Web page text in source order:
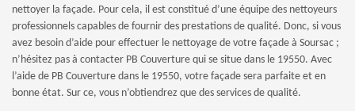
nettoyer la façade. Pour cela, il est constitué d’une équipe des nettoyeurs
professionnels capables de fournir des prestations de qualité. Donc, si vous
avez besoin d’aide pour effectuer le nettoyage de votre façade à Soursac ;
n’hésitez pas à contacter PB Couverture qui se situe dans le 19550. Avec
l’aide de PB Couverture dans le 19550, votre façade sera parfaite et en
bonne état. Sur ce, vous n’obtiendrez que des services de qualité.